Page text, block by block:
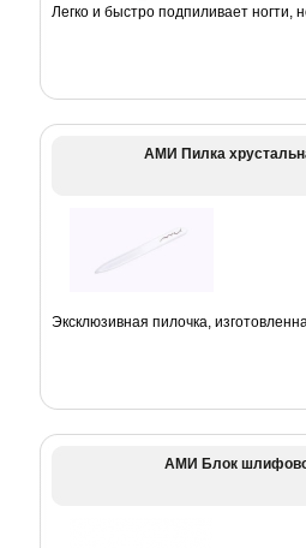
Легко и быстро подпиливает ногти,
АМИ Пилка
Эксклюзивная пилочка,
АМИ Блок